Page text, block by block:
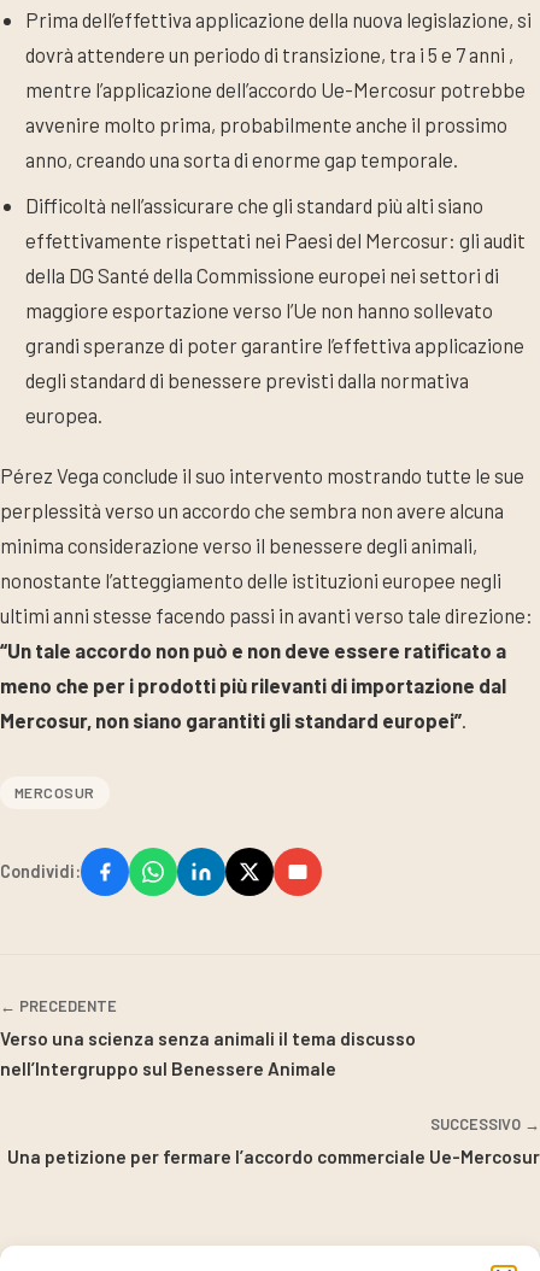
Prima dell’effettiva applicazione della nuova legislazione, si
dovrà attendere un periodo di transizione, tra i 5 e 7 anni ,
mentre l’applicazione dell’accordo Ue-Mercosur potrebbe
avvenire molto prima, probabilmente anche il prossimo
anno, creando una sorta di enorme gap temporale.
Difficoltà nell’assicurare che gli standard più alti siano
effettivamente rispettati nei Paesi del Mercosur: gli audit
della DG Santé della Commissione europei nei settori di
maggiore esportazione verso l’Ue non hanno sollevato
grandi speranze di poter garantire l’effettiva applicazione
degli standard di benessere previsti dalla normativa
europea.
Pérez Vega conclude il suo intervento mostrando tutte le sue
perplessità verso un accordo che sembra non avere alcuna
minima considerazione verso il benessere degli animali,
nonostante l’atteggiamento delle istituzioni europee negli
ultimi anni stesse facendo passi in avanti verso tale direzione:
“Un tale accordo non può e non deve essere ratificato a
meno che per i prodotti più rilevanti di importazione dal
Mercosur, non siano garantiti gli standard europei”
MERCOSUR
Condividi:
← PRECEDENTE
Verso una scienza senza animali il tema discusso
nell’Intergruppo sul Benessere Animale
SUCCESSIVO →
Una petizione per fermare l’accordo commerciale Ue-Mercosur